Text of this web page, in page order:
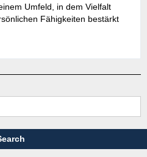
Umfeld, in dem Vielfalt
Fähigkeiten bestärkt